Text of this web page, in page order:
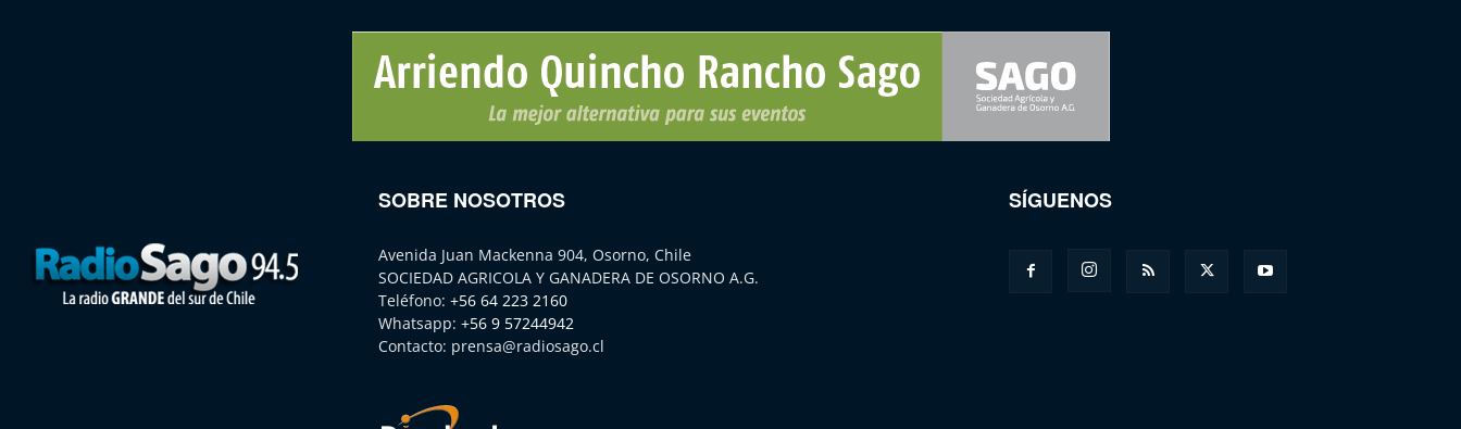
SOBRE NOSOTROS
Avenida Juan Mackenna 904, Osorno, Chile
SOCIEDAD AGRICOLA Y GANADERA DE OSORNO A.G.
Teléfono: +56 64 223 2160
Whatsapp: +56 9 57244942
Contacto: prensa@radiosago.cl
SÍGUENOS